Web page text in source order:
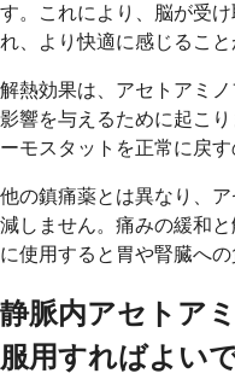
す。これにより、脳が受
れ、より快適に感じること
解熱効果は、アセトアミ
影響を与えるために起こ
ーモスタットを正常に戻す
他の鎮痛薬とは異なり、
減しません。痛みの緩和
に使用すると胃や腎臓への
静脈内アセトア
服用すればよい